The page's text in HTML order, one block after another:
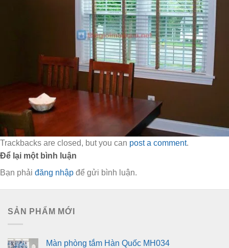
Trackbacks are closed, but you can post a comment.
Để lại một bình luận
Bạn phải đăng nhập để gửi bình luận.
SẢN PHẨM MỚI
Màn phòng tắm Hàn Quốc MH034